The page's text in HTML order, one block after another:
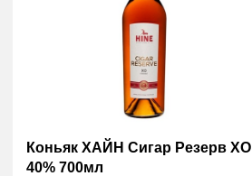
Коньяк ХАЙН Сигар Резерв ХО
40% 700мл